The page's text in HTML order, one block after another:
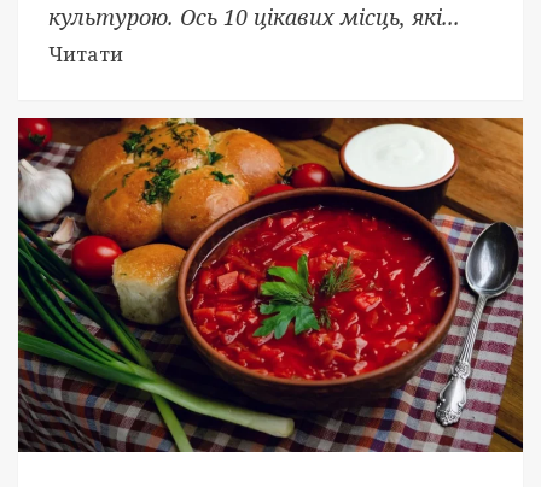
культурою. Ось 10 цікавих місць, які...
Читати